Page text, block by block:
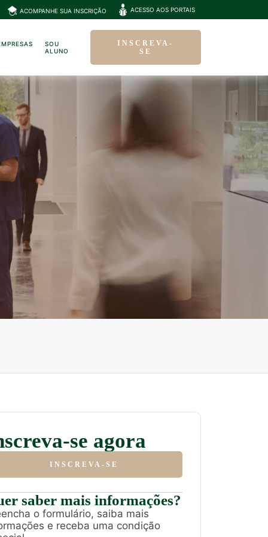
ACOMPANHE SUA INSCRIÇÃO ACESSO AOS PORTAIS
SOU
ALUNO
INSCREVA-
SE
se agora
INSCREVA-SE
saber mais informações?
o formulário, saiba mais
e receba uma condição